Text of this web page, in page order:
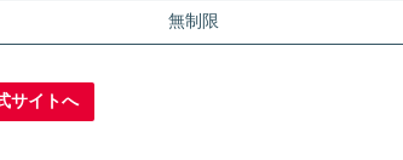
無制限
サイトへ